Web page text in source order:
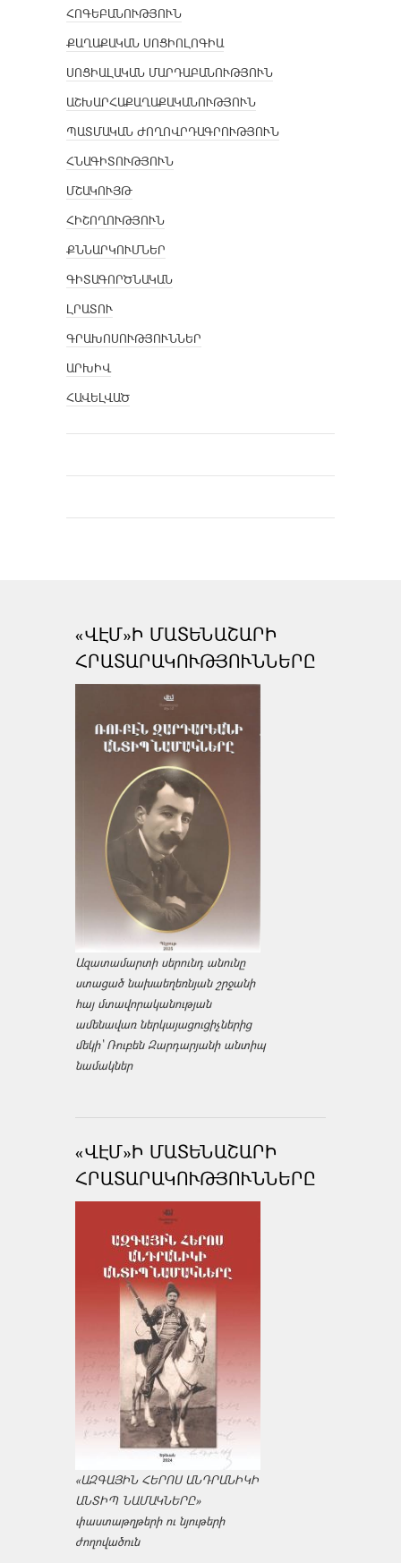
ՀՈԳԵԲԱՆՈՒԹՅՈՒՆ
ՔԱՂԱՔԱԿԱՆ ՍՈՑԻՈԼՈԳԻԱ
ՍՈՑԻԱԼԱԿԱՆ ՄԱՐԴԱԲԱՆՈՒԹՅՈՒՆ
ԱՇԽԱՐՀԱՔԱՂԱՔԱԿԱՆՈՒԹՅՈՒՆ
ՊԱՏՄԱԿԱՆ ԺՈՂՈՎՐԴԱԳՐՈՒԹՅՈՒՆ
ՀՆԱԳԻՏՈՒԹՅՈՒՆ
ՄՇԱԿՈՒՅԹ
ՀԻՇՈՂՈՒԹՅՈՒՆ
ՔՆՆԱՐԿՈՒՄՆԵՐ
ԳԻՏԱԳՈՐԾՆԱԿԱՆ
ԼՐԱՏՈՒ
ԳՐԱԽՈՍՈՒԹՅՈՒՆՆԵՐ
ԱՐԽԻՎ
ՀԱՎԵԼՎԱԾ
«ՎԷՄ»Ի ՄԱՏԵՆԱՇԱՐԻ
ՀՐԱՏԱՐԱԿՈՒԹՅՈՒՆՆԵՐԸ
Ազատամարտի սերունդ անունը
ստացած նախաեղեռնյան շրջանի
հայ մտավորականության
ամենավառ ներկայացուցիչներից
մեկի՝ Ռուբեն Զարդարյանի անտիպ
նամակներ
«ՎԷՄ»Ի ՄԱՏԵՆԱՇԱՐԻ
ՀՐԱՏԱՐԱԿՈՒԹՅՈՒՆՆԵՐԸ
«ԱԶԳԱՅԻՆ ՀԵՐՈՍ ԱՆԴՐԱՆԻԿԻ
ԱՆՏԻՊ ՆԱՄԱԿՆԵՐԸ»
փաստաթղթերի ու նյութերի
ժողովածուն